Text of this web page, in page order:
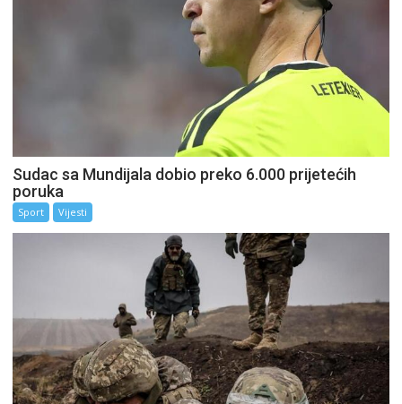
Sudac sa Mundijala dobio preko 6.000 prijetećih
poruka
Sport Vijesti